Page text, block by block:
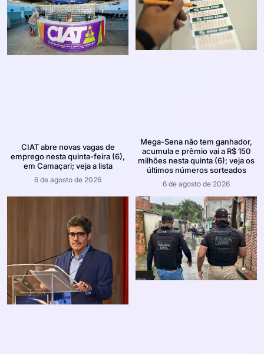
CIAT abre novas vagas de
emprego nesta quinta-feira (6),
em Camaçari; veja a lista
6 de agosto de 2026
Mega-Sena não tem ganhador,
acumula e prêmio vai a R$ 150
milhões nesta quinta (6); veja os
últimos números sorteados
6 de agosto de 2026